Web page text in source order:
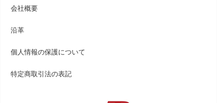
会社概要
沿革
個人情報の保護について
特定商取引法の表記